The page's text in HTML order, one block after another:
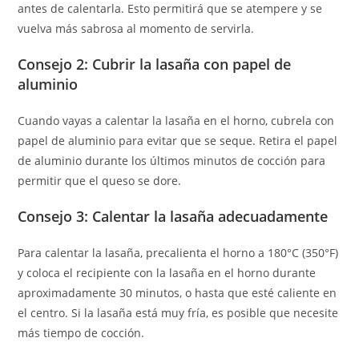
antes de calentarla. Esto permitirá que se atempere y se
vuelva más sabrosa al momento de servirla.
Consejo 2: Cubrir la lasaña con papel de
aluminio
Cuando vayas a calentar la lasaña en el horno, cubrela con
papel de aluminio para evitar que se seque. Retira el papel
de aluminio durante los últimos minutos de cocción para
permitir que el queso se dore.
Consejo 3: Calentar la lasaña adecuadamente
Para calentar la lasaña, precalienta el horno a 180°C (350°F)
y coloca el recipiente con la lasaña en el horno durante
aproximadamente 30 minutos, o hasta que esté caliente en
el centro. Si la lasaña está muy fría, es posible que necesite
más tiempo de cocción.